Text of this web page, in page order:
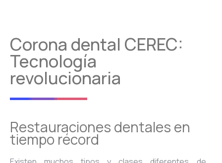
Corona dental CEREC:
Tecnología
revolucionaria
Restauraciones dentales en
tiempo récord